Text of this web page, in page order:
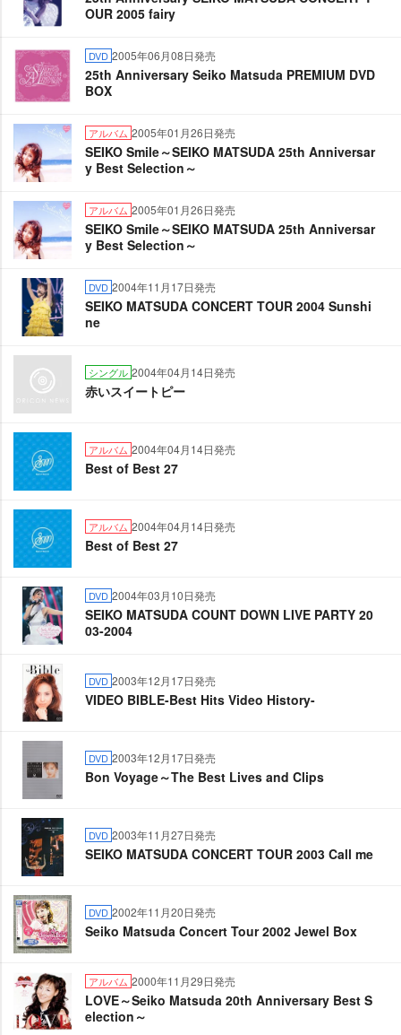
OUR 2005 fairy
DVD 2005年06月08日発売
25th Anniversary Seiko Matsuda PREMIUM DVD
BOX
アルバム 2005年01月26日発売
SEIKO Smile～SEIKO MATSUDA 25th Anniversar
y Best Selection～
アルバム 2005年01月26日発売
SEIKO Smile～SEIKO MATSUDA 25th Anniversar
y Best Selection～
DVD 2004年11月17日発売
SEIKO MATSUDA CONCERT TOUR 2004 Sunshi
ne
シングル 2004年04月14日発売
赤いスイートピー
アルバム 2004年04月14日発売
Best of Best 27
アルバム 2004年04月14日発売
Best of Best 27
DVD 2004年03月10日発売
SEIKO MATSUDA COUNT DOWN LIVE PARTY 20
03-2004
DVD 2003年12月17日発売
VIDEO BIBLE-Best Hits Video History-
DVD 2003年12月17日発売
Bon Voyage～The Best Lives and Clips
DVD 2003年11月27日発売
SEIKO MATSUDA CONCERT TOUR 2003 Call me
DVD 2002年11月20日発売
Seiko Matsuda Concert Tour 2002 Jewel Box
アルバム 2000年11月29日発売
LOVE～Seiko Matsuda 20th Anniversary Best S
election～